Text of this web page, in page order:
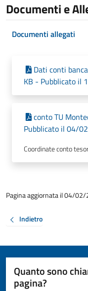
Documenti e
Documenti allegati
Dati conti
KB - Pubblicato il
conto TU
Pubblicato il 04/
Coordinate conto
Pagina aggiornata il 04/
Indietro
Quanto sono
pagina?